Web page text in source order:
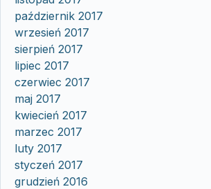
październik 2017
wrzesień 2017
sierpień 2017
lipiec 2017
czerwiec 2017
maj 2017
kwiecień 2017
marzec 2017
luty 2017
styczeń 2017
grudzień 2016